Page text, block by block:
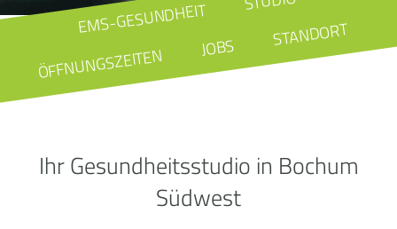
EMS-GESUNDHEIT
ÖFFNUNGSZEITEN JOBS STANDORT
Ihr Gesundheitsstudio in Bochum
Südwest